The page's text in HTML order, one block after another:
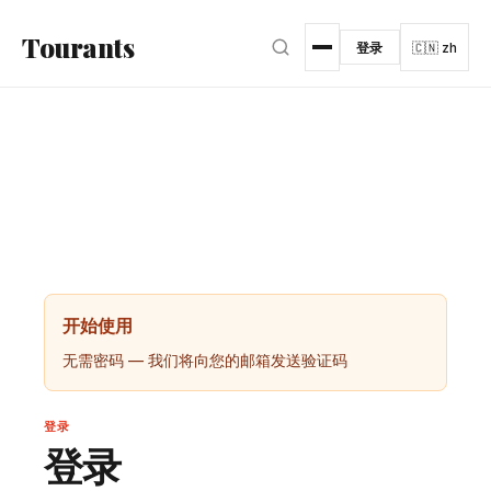
Tourants 登录 🇨🇳 zh
开始使用
无需密码 — 我们将向您的邮箱发送验证码
登录
登录